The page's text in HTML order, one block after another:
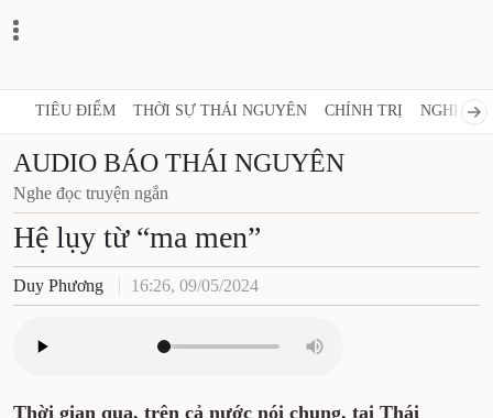
TIÊU ĐIỂM THỜI SỰ THÁI NGUYÊN CHÍNH TRỊ NGHỊ
AUDIO BÁO THÁI NGUYÊN
Nghe đọc truyện ngắn
Hệ lụy từ “ma men”
Duy Phương 16:26, 09/05/2024
Thời gian qua, trên cả nước nói chung, tại Thái